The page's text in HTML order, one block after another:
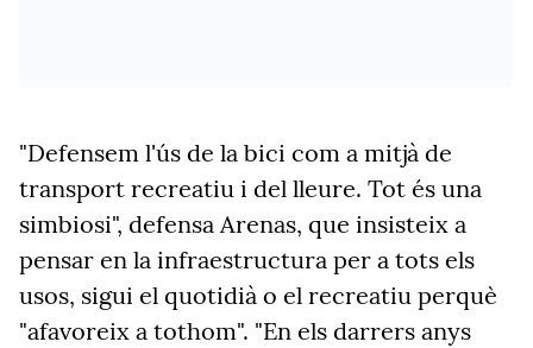
"Defensem l'ús de la bici com a mitjà de
transport recreatiu i del lleure. Tot és una
simbiosi", defensa Arenas, que insisteix a
pensar en la infraestructura per a tots els
usos, sigui el quotidià o el recreatiu perquè
"afavoreix a tothom". "En els darrers anys